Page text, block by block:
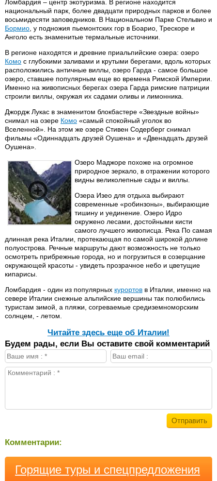
Ломбардия – центр экотуризма. В регионе находится
национальный парк, более двадцати природных парков и более
восьмидесяти заповедников. В Национальном Парке Стельвио и
Бормио , у подножия пьемонтских гор в Боарио, Трескоре и
Анголо есть знаменитые термальные источники.
В регионе находятся и древние приальпийские озера: озеро
Комо с глубокими заливами и крутыми берегами, вдоль которых
расположились античные виллы, озеро Гарда - самое большое
озеро, ставшее популярным еще во времена Римской Империи.
Именно на живописных берегах озера Гарда римские патриции
строили виллы, окружая их садами оливы и лимонника.
Джордж Лукас в знаменитом блокбастере «Звездные войны»
снимал на озере Комо «самый спокойный уголок во
Вселенной». На этом же озере Стивен Содерберг снимал
фильмы «Одиннадцать друзей Оушена» и «Двенадцать друзей
Оушена».
Озеро Маджоре похоже на огромное
природное зеркало, в отражении которого
видны великолепные сады и виллы.
Озера Изео для отдыха выбирают
современные «робинзоны», выбирающие
тишину и уединение. Озеро Идро
окружено лесами, достойными кисти
самого лучшего живописца. Река По самая
длинная река Италии, протекающая по самой широкой долине
полуострова. Речные маршруты дают возможность не только
осмотреть прибрежные города, но и погрузиться в созерцание
окружающей красоты - увидеть прозрачное небо и цветущие
кипарисы.
Ломбардия - один из популярных курортов в Италии, именно на
севере Италии снежные альпийские вершины так полюбились
туристам зимой, а пляжи, согреваемые средиземноморским
солнцем, - летом.
Читайте здесь еще об Италии!
Будем рады, если Вы оставите свой комментарий
Комментарии:
Горящие туры и спецпредложения